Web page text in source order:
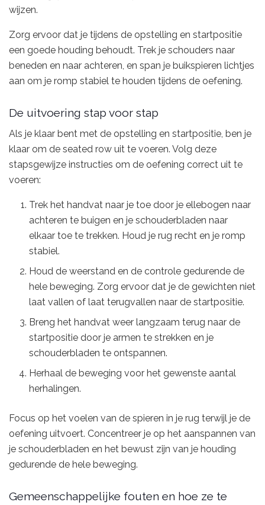
wijzen.
Zorg ervoor dat je tijdens de opstelling en startpositie
een goede houding behoudt. Trek je schouders naar
beneden en naar achteren, en span je buikspieren lichtjes
aan om je romp stabiel te houden tijdens de oefening.
De uitvoering stap voor stap
Als je klaar bent met de opstelling en startpositie, ben je
klaar om de seated row uit te voeren. Volg deze
stapsgewijze instructies om de oefening correct uit te
voeren:
Trek het handvat naar je toe door je ellebogen naar
achteren te buigen en je schouderbladen naar
elkaar toe te trekken. Houd je rug recht en je romp
stabiel.
Houd de weerstand en de controle gedurende de
hele beweging. Zorg ervoor dat je de gewichten niet
laat vallen of laat terugvallen naar de startpositie.
Breng het handvat weer langzaam terug naar de
startpositie door je armen te strekken en je
schouderbladen te ontspannen.
Herhaal de beweging voor het gewenste aantal
herhalingen.
Focus op het voelen van de spieren in je rug terwijl je de
oefening uitvoert. Concentreer je op het aanspannen van
je schouderbladen en het bewust zijn van je houding
gedurende de hele beweging.
Gemeenschappelijke fouten en hoe ze te